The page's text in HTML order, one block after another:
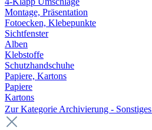
Montage, Präsentation
Fotoecken, Klebepunkte
Sichtfenster
Alben
Klebstoffe
Schutzhandschuhe
Papiere, Kartons
Papiere
Kartons
Zur Kategorie Archivierung - Sonstiges